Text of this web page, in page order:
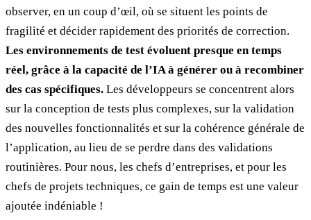
observer, en un coup d’œil, où se situent les points de
fragilité et décider rapidement des priorités de correction.
Les environnements de test évoluent presque en temps
réel, grâce à la capacité de l’IA à générer ou à recombiner
des cas spécifiques. Les développeurs se concentrent alors
sur la conception de tests plus complexes, sur la validation
des nouvelles fonctionnalités et sur la cohérence générale de
l’application, au lieu de se perdre dans des validations
routinières. Pour nous, les chefs d’entreprises, et pour les
chefs de projets techniques, ce gain de temps est une valeur
ajoutée indéniable !